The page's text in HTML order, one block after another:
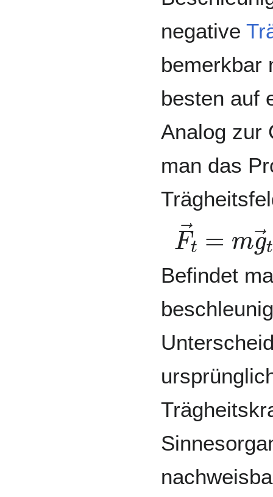
negative
bemerkbar
besten auf
Analog zur
man das
F→ m
Befindet